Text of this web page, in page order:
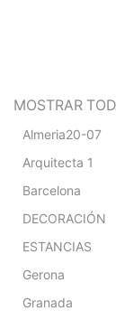
MOSTRAR
Almeria20-07
Arquitecta 1
Barcelona
DECORACIÓN
ESTANCIAS
Gerona
Granada